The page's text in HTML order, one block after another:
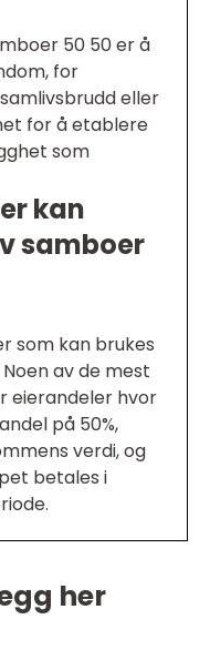
50 50 er å
for
eller
for å etablere
som
kan
samboer
som kan brukes
av de mest
eierandeler hvor
på 50%,
verdi, og
betales i
her